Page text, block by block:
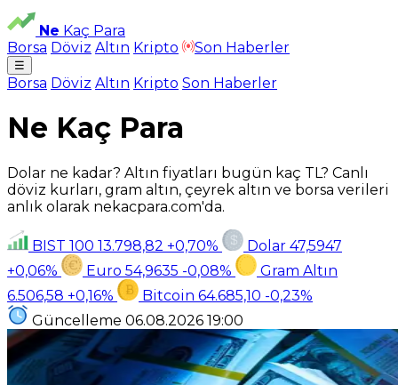
Ne Kaç Para
Borsa Döviz Altın Kripto Son Haberler
☰
Borsa Döviz Altın Kripto Son Haberler
Ne Kaç Para
Dolar ne kadar? Altın fiyatları bugün kaç TL? Canlı
döviz kurları, gram altın, çeyrek altın ve borsa verileri
anlık olarak nekacpara.com'da.
BIST 100 13.798,82 +0,70% Dolar 47,5947
+0,06%
Euro 54,9635 -0,08%
Gram Altın
6.506,58 +0,16% Bitcoin 64.685,10 -0,23%
Güncelleme 06.08.2026 19:00